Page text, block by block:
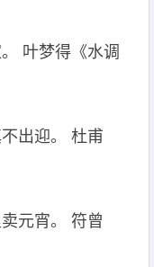
叶梦得《水调
出迎。 杜甫
元宵。 符曾